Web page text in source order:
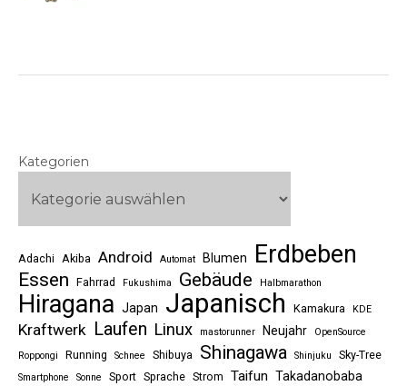
Kategorien
Adachi Akiba Android Automat Blumen Erdbeben
Essen Fahrrad Fukushima Gebäude Halbmarathon
Hiragana Japan Japanisch Kamakura KDE
Kraftwerk Laufen Linux mastorunner Neujahr
OpenSource
Roppongi
Running Schnee Shibuya Shinagawa Shinjuku Sky-Tree
Smartphone Sonne Sport Sprache Strom Taifun Takadanobaba